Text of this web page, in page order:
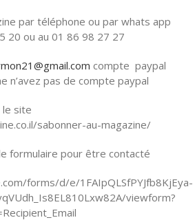
par téléphone ou par whats app
20 ou au 01 86 98 27 27
compte paypal
n’avez pas de compte paypal
site
sabonner-au-magazine/
formulaire pour être contacté
forms/d/e/1FAIpQLSfPYJfb8KjEya-
viewform?